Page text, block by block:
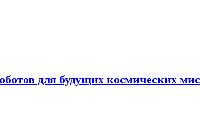
для будущих космических